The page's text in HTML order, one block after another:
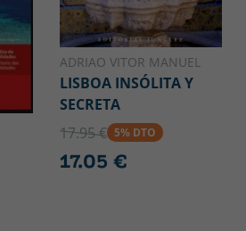
ADRIAO VITOR MANUEL
LISBOA INSÓLITA Y
SECRETA
17.95 € 5% DTO
17.05 €